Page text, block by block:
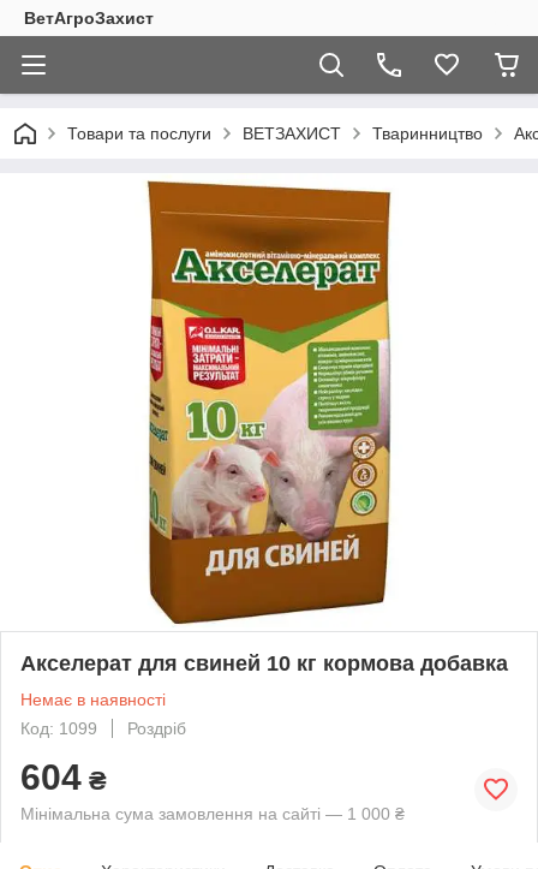
ВетАгроЗахист
Товари та послуги ВЕТЗАХИСТ Тваринництво
Акселерат для свиней 10 кг кормова добавка
Немає в наявності
Код: 1099
Роздріб
604 ₴
Мінімальна сума замовлення на сайті — 1 000 ₴